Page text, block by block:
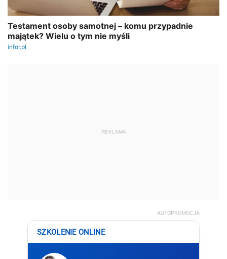
REKLAMA
AUTOPROMOCJA
SZKOLENIE ONLINE